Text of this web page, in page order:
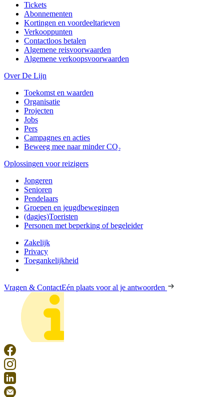
Tickets
Abonnementen
Kortingen en voordeeltarieven
Verkooppunten
Contactloos betalen
Algemene reisvoorwaarden
Algemene verkoopsvoorwaarden
Over De Lijn
Toekomst en waarden
Organisatie
Projecten
Jobs
Pers
Campagnes en acties
Beweeg mee naar minder CO₂
Oplossingen voor reizigers
Jongeren
Senioren
Pendelaars
Groepen en jeugdbewegingen
(dagjes)Toeristen
Personen met beperking of begeleider
Zakelijk
Privacy
Toegankelijkheid
Vragen & ContactEén plaats voor al je antwoorden